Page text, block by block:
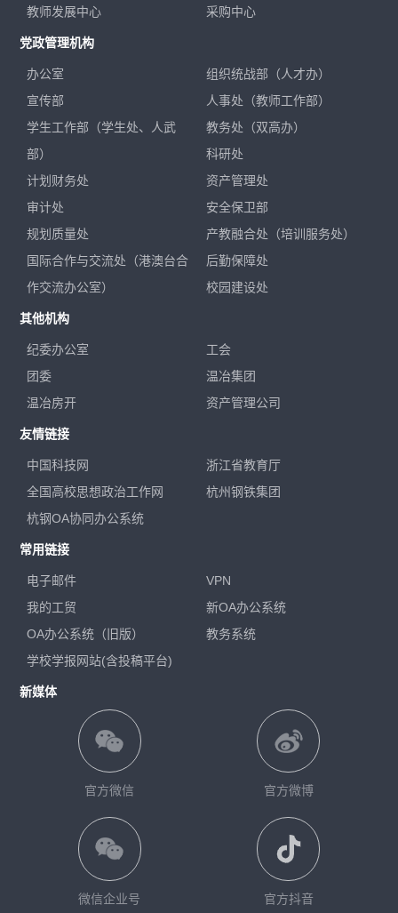
教师发展中心
采购中心
党政管理机构
办公室
组织统战部（人才办）
宣传部
人事处（教师工作部）
学生工作部（学生处、人武
部）
教务处（双高办）
科研处
计划财务处
资产管理处
审计处
安全保卫部
规划质量处
产教融合处（培训服务处）
国际合作与交流处（港澳台合
作交流办公室）
后勤保障处
校园建设处
其他机构
纪委办公室
工会
团委
温冶集团
温冶房开
资产管理公司
友情链接
中国科技网
浙江省教育厅
全国高校思想政治工作网
杭州钢铁集团
杭钢OA协同办公系统
常用链接
电子邮件
VPN
我的工贸
新OA办公系统
OA办公系统（旧版）
教务系统
学校学报网站(含投稿平台)
新媒体
官方微信 官方微博
微信企业号 官方抖音